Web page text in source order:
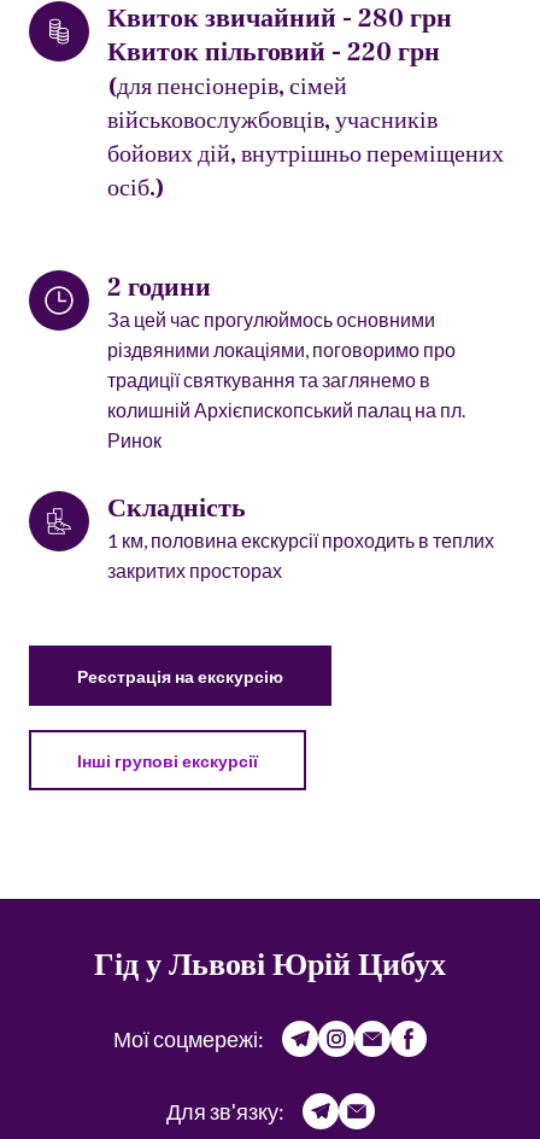
Квиток звичайний - 280 грн
Квиток пільговий - 220 грн
(для пенсіонерів, сімей
військовослужбовців, учасників
бойових дій, внутрішньо переміщених
осіб.)
2 години
За цей час прогулюймось основними
різдвяними локаціями, поговоримо про
традиції святкування та заглянемо в
колишній Архієпископський палац на пл.
Ринок
Складність
1 км, половина екскурсії проходить в теплих
закритих просторах
Реєстрація на екскурсію
Інші групові екскурсії
Гід у Львові Юрій Цибух
Мої соцмережі:
Для зв'язку: